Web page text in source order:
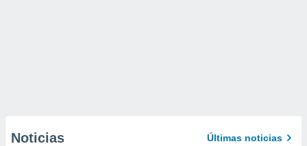
Noticias Últimas noticias